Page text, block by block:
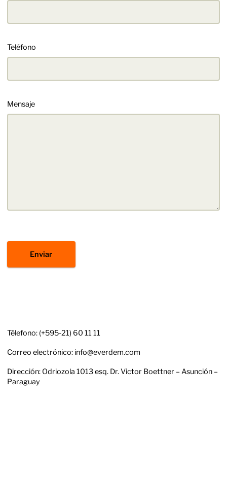
Teléfono
Mensaje
Télefono: (+595-21) 60 11 11
Correo electrónico: info@everdem.com
Dirección: Odriozola 1013 esq. Dr. Victor Boettner – Asunción –
Paraguay